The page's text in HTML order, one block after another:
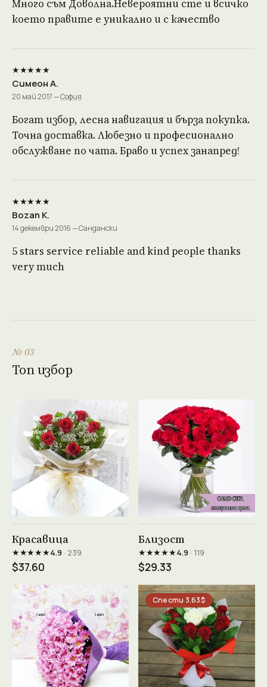
Много съм Доволна.Невероятни сте и всичко
което правите е уникално и с качество
★★★★★
Симеон А.
20 май 2017 —София
Богат избор, лесна навигация и бърза покупка.
Точна доставка. Любезно и професионално
обслужване по чата. Браво и успех занапред!
★★★★★
Bozan K.
14 декември 2016 — Сандански
5 stars service reliable and kind people thanks
very much
№ 03
Топ избор
Красавица
★★★★★4.9· 239
$37.60
Близост
★★★★★4.9· 119
$29.33
Спести 3.63$